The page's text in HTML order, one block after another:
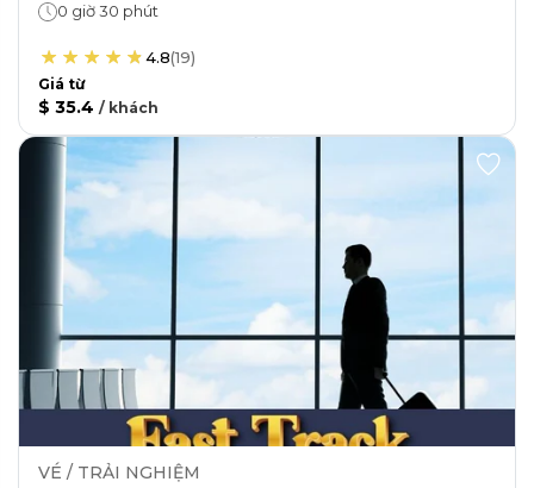
0 giờ 30 phút
4.8(19)
Giá từ
$ 35.4 / khách
VÉ / TRẢI NGHIỆM